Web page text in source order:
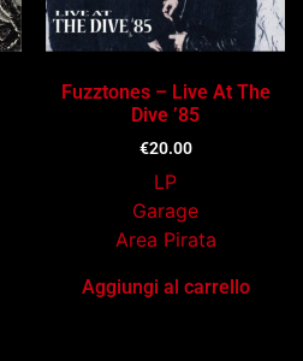
Fuzztones – Live At The
Dive ’85
€20.00
LP
Garage
Area Pirata
Aggiungi al carrello